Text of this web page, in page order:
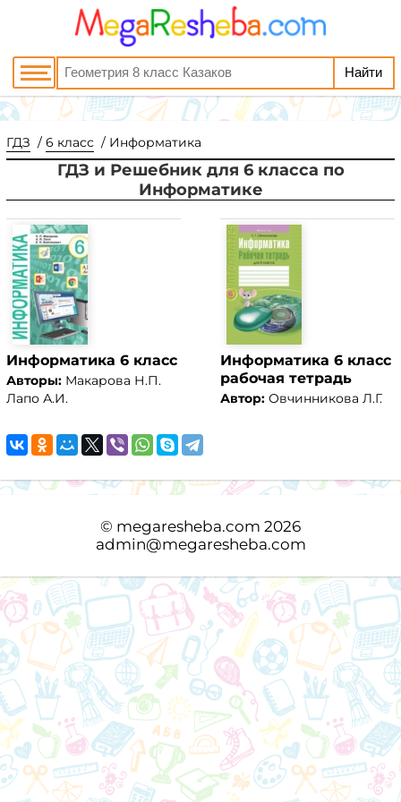
ГДЗ 6 класс Информатика
ГДЗ и Решебник для 6 класса по
Информатике
Информатика 6 класс
Авторы: Макарова Н.П.
Лапо А.И.
Информатика 6 класс
рабочая тетрадь
Автор: Овчинникова Л.Г.
© megaresheba.com 2026
admin@megaresheba.com